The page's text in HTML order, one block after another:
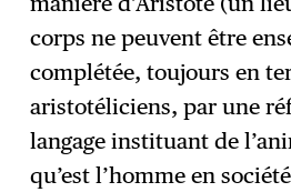
corps ne peuvent être
complétée, toujours en
aristotéliciens, par une
langage instituant de
qu’est l’homme en